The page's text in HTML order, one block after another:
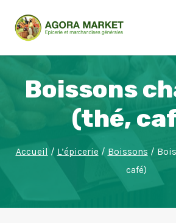
contenu
Boissons
(thé,
Accueil / L’épicerie / Boissons /
café)